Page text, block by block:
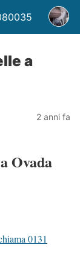
a
2 anni fa
Ovada
0131